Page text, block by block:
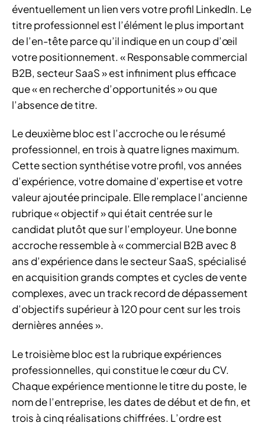
éventuellement un lien vers votre profil LinkedIn. Le
titre professionnel est l’élément le plus important
de l’en-tête parce qu’il indique en un coup d’œil
votre positionnement. « Responsable commercial
B2B, secteur SaaS » est infiniment plus efficace
que « en recherche d’opportunités » ou que
l’absence de titre.
Le deuxième bloc est l’accroche ou le résumé
professionnel, en trois à quatre lignes maximum.
Cette section synthétise votre profil, vos années
d’expérience, votre domaine d’expertise et votre
valeur ajoutée principale. Elle remplace l’ancienne
rubrique « objectif » qui était centrée sur le
candidat plutôt que sur l’employeur. Une bonne
accroche ressemble à « commercial B2B avec 8
ans d’expérience dans le secteur SaaS, spécialisé
en acquisition grands comptes et cycles de vente
complexes, avec un track record de dépassement
d’objectifs supérieur à 120 pour cent sur les trois
dernières années ».
Le troisième bloc est la rubrique expériences
professionnelles, qui constitue le cœur du CV.
Chaque expérience mentionne le titre du poste, le
nom de l’entreprise, les dates de début et de fin, et
trois à cinq réalisations chiffrées. L’ordre est